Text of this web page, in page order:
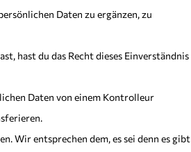
Daten zu ergänzen, zu
hast du das Recht dieses Einverständnis
Daten von einem Kontrolleur
Wir entsprechen dem, es sei denn es gibt